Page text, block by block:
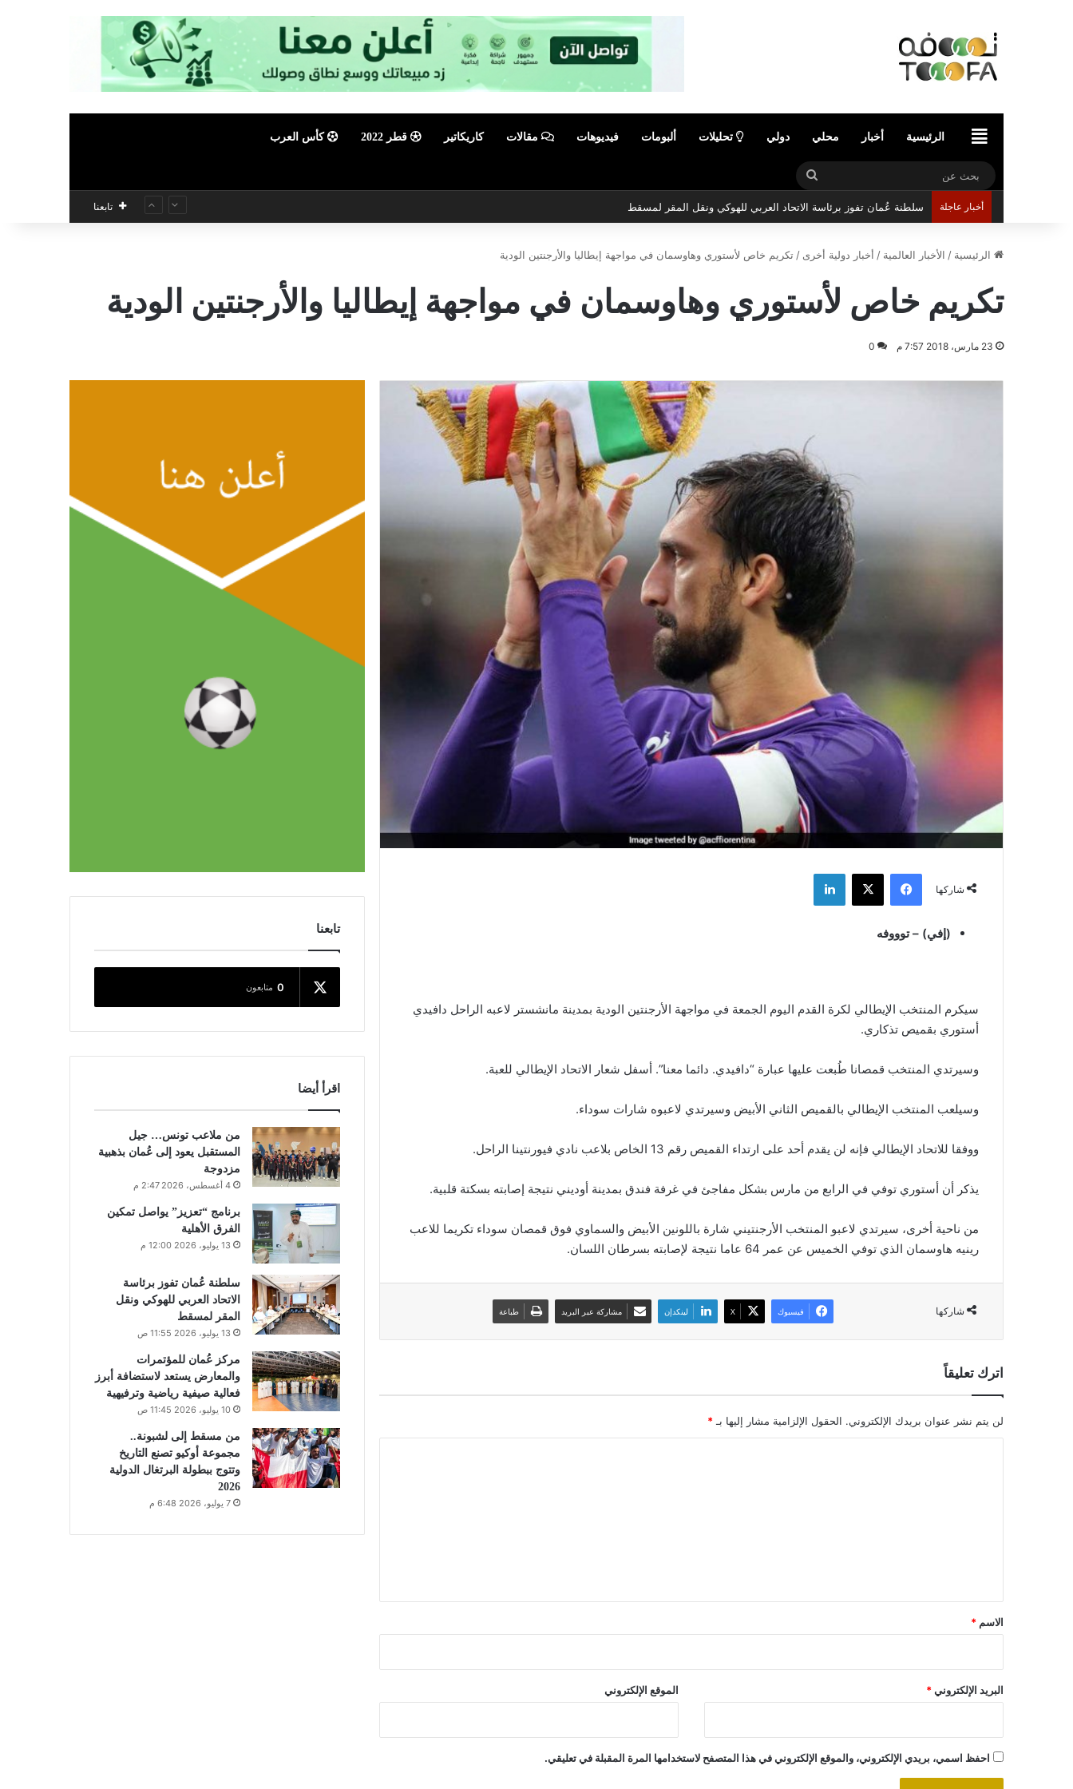
الرئيسيةالرئيسية أخبار محلي دولي تحليلات ألبومات فيديوهات مقالات كاريكاتير قطر 2022 كأس العرب
بحث
عن
أخبار عاجلة سلطنة عُمان تفوز برئاسة الاتحاد العربي للهوكي ونقل المقر لمسقط تابعنا
الرئيسية / الأخبار العالمية / أخبار دولية أخرى /تكريم خاص لأستوري وهاوسمان في مواجهة إيطاليا والأرجنتين الودية
تكريم خاص لأستوري وهاوسمان في مواجهة إيطاليا والأرجنتين الودية
23 مارس، 2018 7:57 م 0
شاركها
فيسبوك ‫X لينكدإن
(إفي) – توووفه
سيكرم المنتخب الإيطالي لكرة القدم اليوم الجمعة في مواجهة الأرجنتين الودية بمدينة مانشستر لاعبه الراحل دافيدي
أستوري بقميص تذكاري.
وسيرتدي المنتخب قمصانا طُبعت عليها عبارة “دافيدي. دائما معنا”. أسفل شعار الاتحاد الإيطالي للعبة.
وسيلعب المنتخب الإيطالي بالقميص الثاني الأبيض وسيرتدي لاعبوه شارات سوداء.
ووفقا للاتحاد الإيطالي فإنه لن يقدم أحد على ارتداء القميص رقم 13 الخاص بلاعب نادي فيورنتينا الراحل.
يذكر أن أستوري توفي في الرابع من مارس بشكل مفاجئ في غرفة فندق بمدينة أوديني نتيجة إصابته بسكتة قلبية.
من ناحية أخرى، سيرتدي لاعبو المنتخب الأرجنتيني شارة باللونين الأبيض والسماوي فوق قمصان سوداء تكريما للاعب
رينيه هاوسمان الذي توفي الخميس عن عمر 64 عاما نتيجة لإصابته بسرطان اللسان.
شاركها فيسبوك ‫X لينكدإن مشاركة عبر البريد طباعة
اترك تعليقاً
لن يتم نشر عنوان بريدك الإلكتروني. الحقول الإلزامية مشار إليها بـ*
*
الاسم *
البريد الإلكتروني* الموقع الإلكتروني
احفظ اسمي، بريدي الإلكتروني، والموقع الإلكتروني في هذا المتصفح لاستخدامها المرة المقبلة في تعليقي.
تابعنا
0 متابعون
اقرأ أيضا
من ملاعب تونس… جيل
المستقبل يعود إلى عُمان بذهبية
مزدوجة
4 أغسطس، 2026 2:47 م
برنامج “تعزيز” يواصل تمكين
الفرق الأهلية
13 يوليو، 2026 12:00 م
سلطنة عُمان تفوز برئاسة
الاتحاد العربي للهوكي ونقل
المقر لمسقط
13 يوليو، 2026 11:55 ص
مركز عُمان للمؤتمرات
والمعارض يستعد لاستضافة أبرز
فعالية صيفية رياضية وترفيهية
10 يوليو، 2026 11:45 ص
من مسقط إلى لشبونة..
مجموعة أوكيو تصنع التاريخ
وتتوج ببطولة البرتغال الدولية
2026
7 يوليو، 2026 6:48 م